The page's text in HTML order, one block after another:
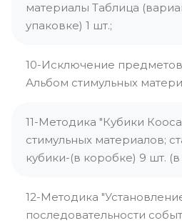
материалы Таблица
упаковке) 1 шт.;
10-Исключение
Альбом стимульных
11-Методика "Кубики
стимульных материалов;
кубики-(в коробке) 9 шт.
12-Методика
последовательности